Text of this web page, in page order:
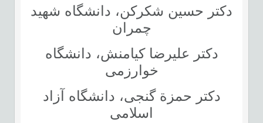
دکتر حسین شکرکن، دانشگاه شهید
چمران
دکتر علیرضا کیامنش، دانشگاه
خوارزمی
دکتر حمزة گنجی، دانشگاه آزاد
اسلامی